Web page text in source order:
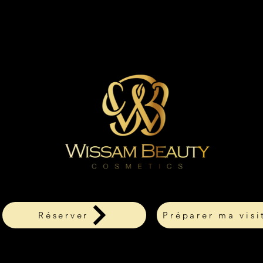
Réserver Préparer ma